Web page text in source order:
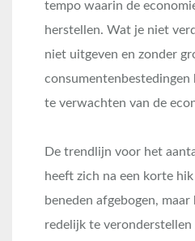
tempo waarin de
herstellen. Wat je niet
niet uitgeven en zonder
consumentenbestedingen
te verwachten van de
De trendlijn voor het
heeft zich na een korte
beneden afgebogen,
redelijk te